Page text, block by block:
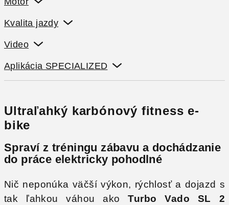
Kvalita jazdy
Video
Aplikácia SPECIALIZED
Ultraľahký karbónový fitness e-
bike
Spraví z tréningu zábavu a dochádzanie
do práce elektricky pohodlné
Nič neponúka väčší výkon, rýchlosť a dojazd s
tak ľahkou váhou akoTurbo Vado SL 2